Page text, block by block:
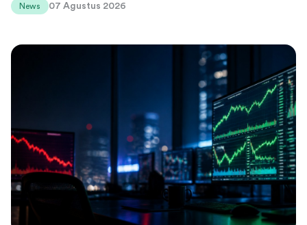
News 07 Agustus 2026